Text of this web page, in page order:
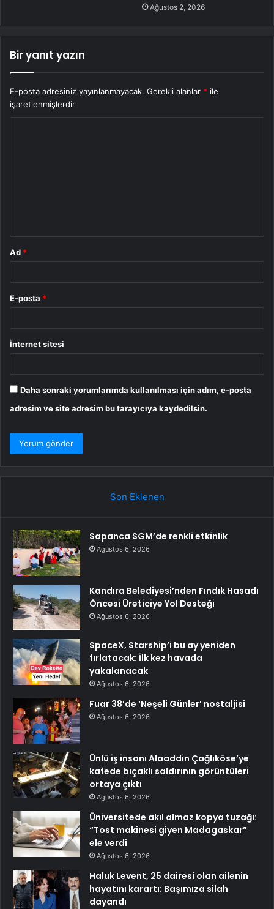
Ağustos 2, 2026
Bir yanıt yazın
E-posta adresiniz yayınlanmayacak. Gerekli alanlar * ile
işaretlenmişlerdir
Ad *
E-posta *
İnternet sitesi
Daha sonraki yorumlarımda kullanılması için adım, e-posta
adresim ve site adresim bu tarayıcıya kaydedilsin.
Son Eklenen
Sapanca SGM’de renkli etkinlik
Ağustos 6, 2026
Kandıra Belediyesi’nden Fındık Hasadı
Öncesi Üreticiye Yol Desteği
Ağustos 6, 2026
SpaceX, Starship’i bu ay yeniden
fırlatacak: İlk kez havada
yakalanacak
Ağustos 6, 2026
Fuar 38’de ‘Neşeli Günler’ nostaljisi
Ağustos 6, 2026
Ünlü iş insanı Alaaddin Çağlıköse’ye
kafede bıçaklı saldırının görüntüleri
ortaya çıktı
Ağustos 6, 2026
Üniversitede akıl almaz kopya tuzağı:
“Tost makinesi giyen Madagaskar”
ele verdi
Ağustos 6, 2026
Haluk Levent, 25 dairesi olan ailenin
hayatını karartı: Başımıza silah
dayandı